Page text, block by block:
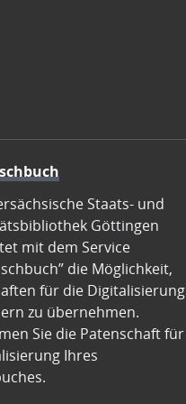
Staats- und
Göttingen
mit dem Service
die Möglichkeit,
für die Digitalisierung
zu übernehmen.
Sie die Patenschaft für
Ihres